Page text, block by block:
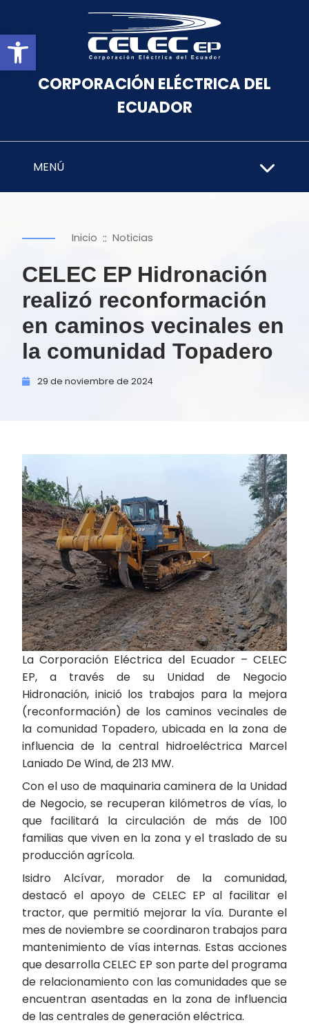
Abrir barra de herramientas
CORPORACIÓN ELÉCTRICA DEL
ECUADOR
MENÚ
Inicio :: Noticias
CELEC EP Hidronación
realizó reconformación
en caminos vecinales en
la comunidad Topadero
29 de noviembre de 2024
La Corporación Eléctrica del Ecuador – CELEC
EP, a través de su Unidad de Negocio
Hidronación, inició los trabajos para la mejora
(reconformación) de los caminos vecinales de
la comunidad Topadero, ubicada en la zona de
influencia de la central hidroeléctrica Marcel
Laniado De Wind, de 213 MW.
Con el uso de maquinaria caminera de la Unidad
de Negocio, se recuperan kilómetros de vías, lo
que facilitará la circulación de más de 100
familias que viven en la zona y el traslado de su
producción agrícola.
Isidro Alcívar, morador de la comunidad,
destacó el apoyo de CELEC EP al facilitar el
tractor, que permitió mejorar la vía. Durante el
mes de noviembre se coordinaron trabajos para
mantenimiento de vías internas. Estas acciones
que desarrolla CELEC EP son parte del programa
de relacionamiento con las comunidades que se
encuentran asentadas en la zona de influencia
de las centrales de generación eléctrica.